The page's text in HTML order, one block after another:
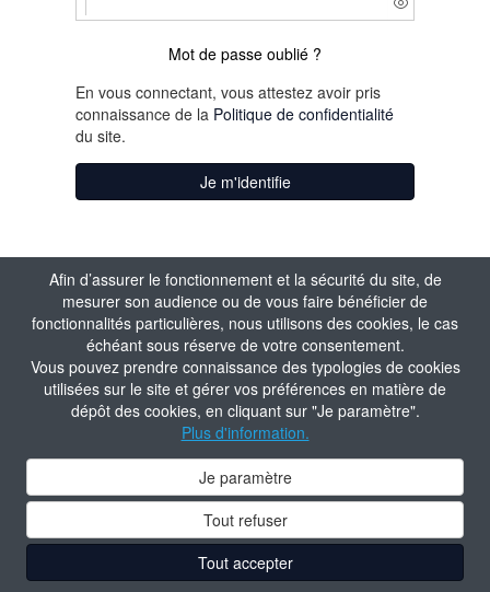
Afin d’assurer le fonctionnement et la sécurité du site, de
mesurer son audience ou de vous faire bénéficier de
fonctionnalités particulières, nous utilisons des cookies, le cas
échéant sous réserve de votre consentement.
Vous pouvez prendre connaissance des typologies de cookies
utilisées sur le site et gérer vos préférences en matière de
dépôt des cookies, en cliquant sur "Je paramètre".
Plus d'information.
Je paramètre
Tout refuser
Tout accepter
Mot de passe oublié ?
En vous connectant, vous attestez avoir pris
connaissance de la Politique de confidentialité
du site.
Je m'identifie